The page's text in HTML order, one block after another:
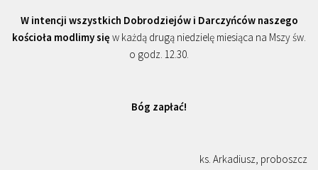
W intencji wszystkich Dobrodziejów i Darczyńców naszego
kościoła modlimy się w każdą drugą niedzielę miesiąca na Mszy św.
o godz. 12.30.
Bóg zapłać!
ks. Arkadiusz, proboszcz